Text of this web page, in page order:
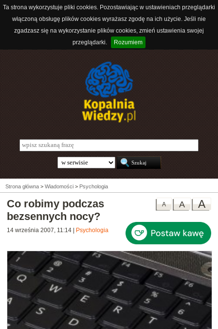
Ta strona wykorzystuje pliki cookies. Pozostawiając w ustawieniach przeglądarki
włączoną obsługę plików cookies wyrażasz zgodę na ich użycie. Jeśli nie
zgadzasz się na wykorzystanie plików cookies, zmień ustawienia swojej
przeglądarki.
Rozumiem
Strona główna > Wiadomości > Psychologia
A
A
A
Co robimy podczas
bezsennych nocy?
14 września 2007, 11:14 Psychologia